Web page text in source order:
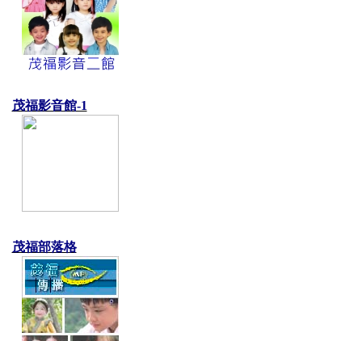
茂福影音館-1
茂福部落格